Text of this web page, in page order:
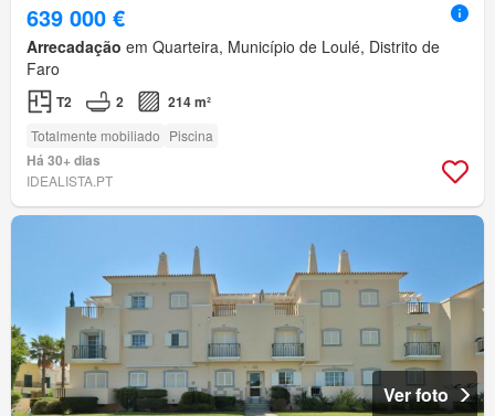
639 000 €
Arrecadação em Quarteira, Município de Loulé, Distrito de
Faro
T2 2 214 m²
Totalmente mobiliado Piscina
Há 30+ dias
IDEALISTA.PT
Ver foto